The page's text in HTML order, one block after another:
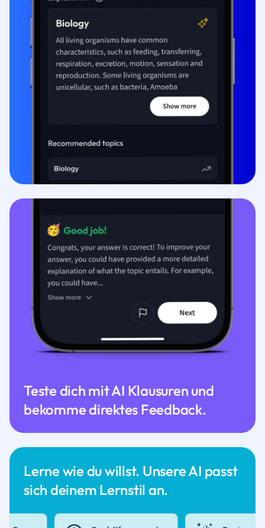
Lerne wie du willst. Unsere AI passt
sich deinem Lernstil an.
Teste dich mit AI Klausuren und
bekomme direktes Feedback.